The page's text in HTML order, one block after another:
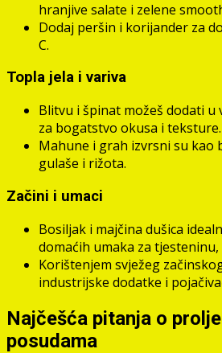
hranjive salate i zelene
Dodaj peršin i korijander za
C.
Topla jela i variva
Blitvu i špinat možeš dodati u
za bogatstvo okusa i teksture.
Mahune i grah izvrsni su kao
gulaše i rižota.
Začini i umaci
Bosiljak i majčina dušica
domaćih umaka za
Korištenjem svježeg
industrijske dodatke i
Najčešća pitanja o
posudama